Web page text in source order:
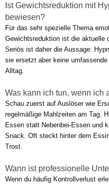
Ist Gewichtsreduktion mit
bewiesen?
Für das sehr spezielle Thema
Gewichtsreduktion ist die aktuelle
Seriös ist daher die Aussage:
sie ersetzt aber keine
Alltag.
Was kann ich tun, wenn ich
Schau zuerst auf Auslöser wie
regelmäßige Mahlzeiten am Tag.
Essen statt Nebenbei-Essen und
Snack. Oft steckt hinter dem
Trost.
Wann ist professionelle
Wenn du häufig Kontrollverlust